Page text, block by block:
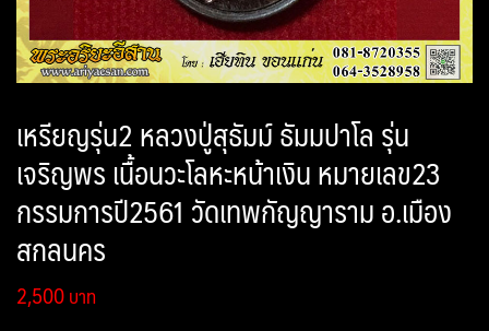
เหรียญรุ่น2 หลวงปู่สุธัมม์ ธัมมปาโล รุ่น
เจริญพร เนื้อนวะโลหะหน้าเงิน หมายเลข23
กรรมการปี2561 วัดเทพกัญญาราม อ.เมือง
สกลนคร
2,500